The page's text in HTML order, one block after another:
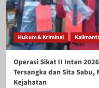
Hukum & Kriminal
Operasi Sikat II Intan
Tersangka dan Sita Sabu,
Kejahatan